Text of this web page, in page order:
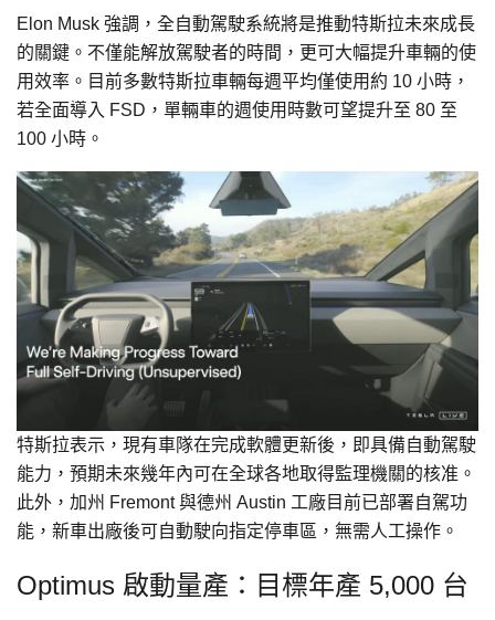
Elon Musk 強調，全自動駕駛系統將是推動特斯拉未來成長
的關鍵。不僅能解放駕駛者的時間，更可大幅提升車輛的使
用效率。目前多數特斯拉車輛每週平均僅使用約 10 小時，
若全面導入 FSD，單輛車的週使用時數可望提升至 80 至
100 小時。
特斯拉表示，現有車隊在完成軟體更新後，即具備自動駕駛
能力，預期未來幾年內可在全球各地取得監理機關的核准。
此外，加州 Fremont 與德州 Austin 工廠目前已部署自駕功
能，新車出廠後可自動駛向指定停車區，無需人工操作。
Optimus 啟動量產：目標年產 5,000 台